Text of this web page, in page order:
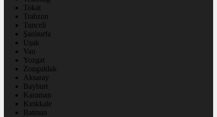
Tokat
Trabzon
Tunceli
Şanlıurfa
Uşak
Van
Yozgat
Zonguldak
Aksaray
Bayburt
Karaman
Kırıkkale
Batman